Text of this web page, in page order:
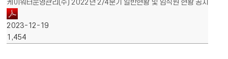
케이워터운영관리(주) 2022년 2/4분기 일반현황 및 임직원 현황 공시
2023-12-19
1,454